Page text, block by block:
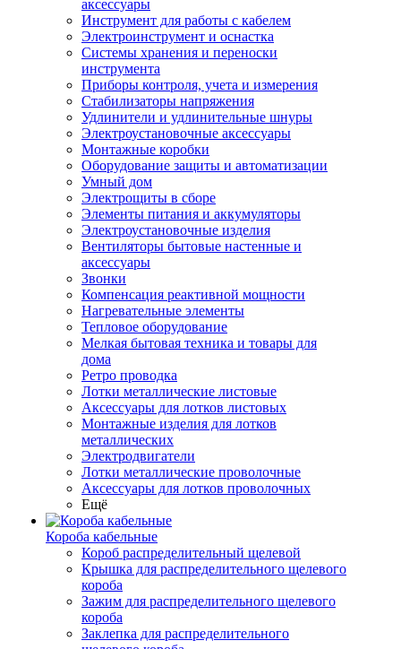
аксессуары
Инструмент для работы с кабелем
Электроинструмент и оснастка
Системы хранения и переноски
инструмента
Приборы контроля, учета и измерения
Стабилизаторы напряжения
Удлинители и удлинительные шнуры
Электроустановочные аксессуары
Монтажные коробки
Оборудование защиты и автоматизации
Умный дом
Электрощиты в сборе
Элементы питания и аккумуляторы
Электроустановочные изделия
Вентиляторы бытовые настенные и
аксессуары
Звонки
Компенсация реактивной мощности
Нагревательные элементы
Тепловое оборудование
Мелкая бытовая техника и товары для
дома
Ретро проводка
Лотки металлические листовые
Аксессуары для лотков листовых
Монтажные изделия для лотков
металлических
Электродвигатели
Лотки металлические проволочные
Аксессуары для лотков проволочных
Ещё
Короба кабельные
Короб распределительный щелевой
Крышка для распределительного щелевого
короба
Зажим для распределительного щелевого
короба
Заклепка для распределительного